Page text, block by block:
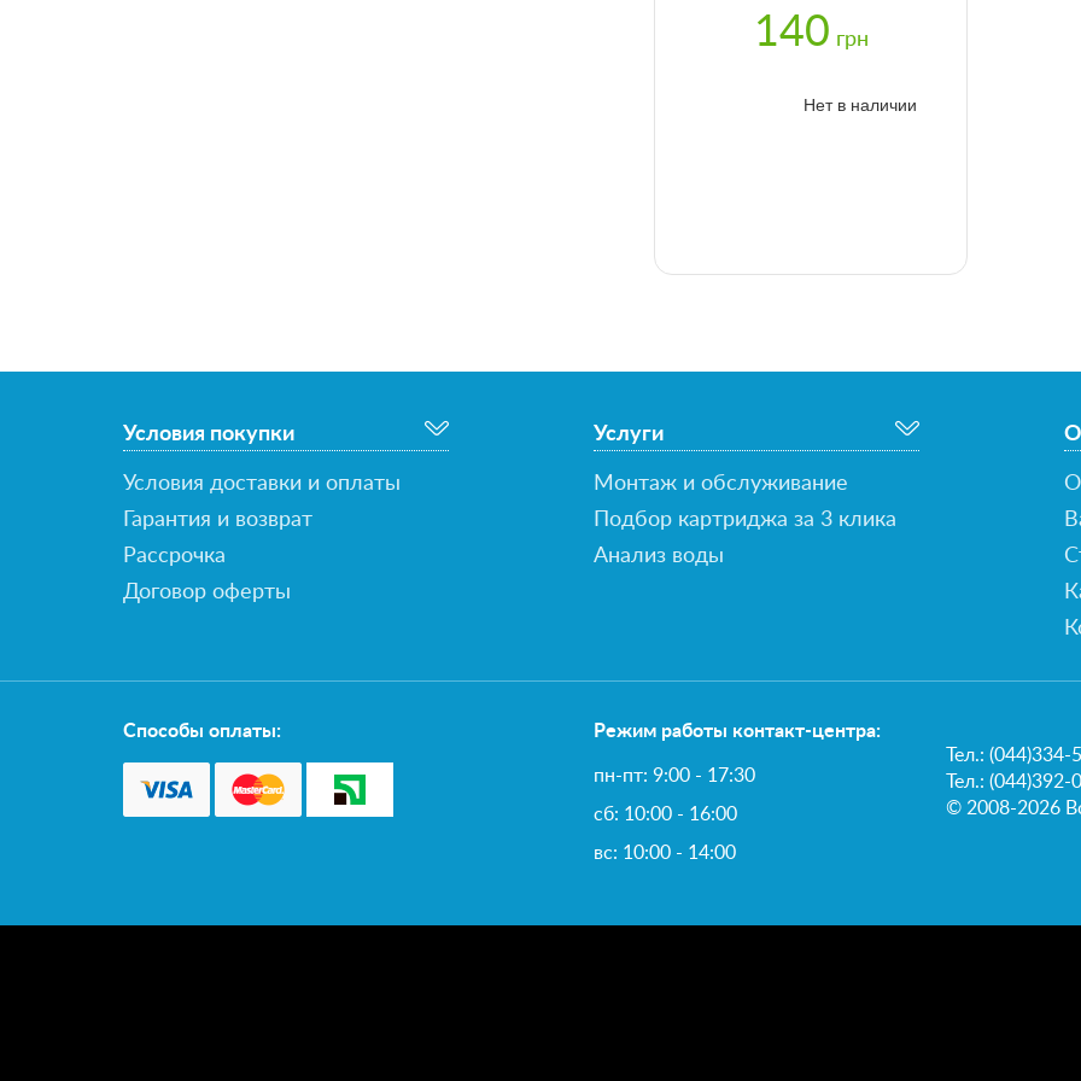
140 грн
Нет в наличии
Условия покупки
Условия доставки и оплаты
Гарантия и возврат
Рассрочка
Договор оферты
Услуги
Монтаж и обслуживание
Подбор картриджа за 3 клика
Анализ воды
О
О
Способы оплаты: Режим работы контакт-центра:
пн-пт: 9:00 - 17:30
сб: 10:00 - 16:00
вс: 10:00 - 14:00
Тел.:(044)334-
Тел.: (044)392-
© 2008-2026